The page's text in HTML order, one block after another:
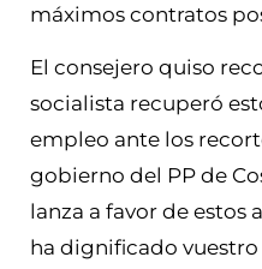
máximos contratos
El consejero quiso
socialista recuperó
empleo ante los
gobierno del PP de
lanza a favor de estos
ha dignificado